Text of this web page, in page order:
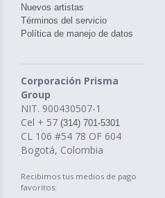
Nuevos artistas
Términos del servicio
Política de manejo de datos
Corporación Prisma
Group
NIT. 900430507-1
Cel + 57 (314) 701-5301
CL 106 #54 78 OF 604
Bogotá, Colombia
Recibimos tus medios de pago
favoritos: